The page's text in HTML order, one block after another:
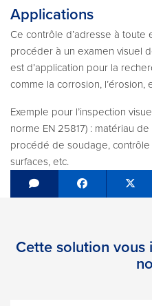
Applications
Ce contrôle d’adresse à toute
procéder à un examen visuel
est d’application pour la
comme la corrosion, l’érosion,
Exemple pour l’inspection
norme EN 25817) : matériau
procédé de soudage,
surfaces, etc.
Share on Tweet
Cette solution vous